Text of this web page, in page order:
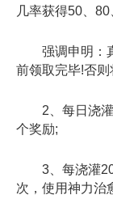
几率获得50、
强调申明：真
前领取完毕!否
2、每日浇灌
个奖励;
3、每浇灌20
次，使用神力治